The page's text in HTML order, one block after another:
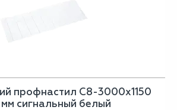
профнастил С8-3000х1150
сигнальный белый